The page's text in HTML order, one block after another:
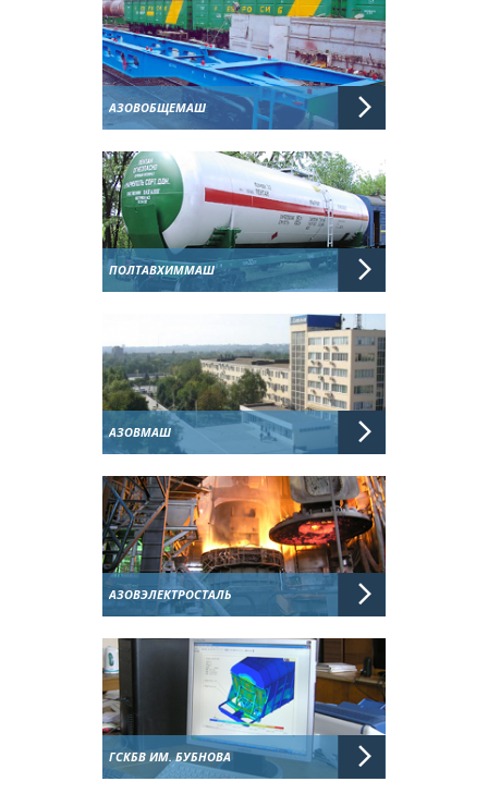
АЗОВОБЩЕМАШ
ПОЛТАВХИММАШ
АЗОВМАШ
АЗОВЭЛЕКТРОСТАЛЬ
ГСКБВ ИМ. БУБНОВА